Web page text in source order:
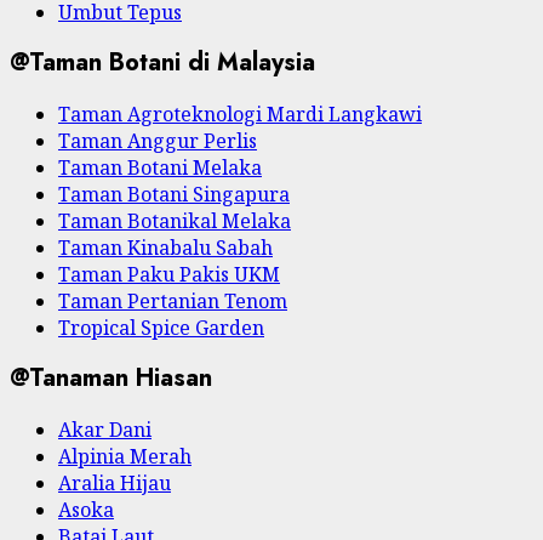
Umbut Tepus
@Taman Botani di Malaysia
Taman Agroteknologi Mardi Langkawi
Taman Anggur Perlis
Taman Botani Melaka
Taman Botani Singapura
Taman Botanikal Melaka
Taman Kinabalu Sabah
Taman Paku Pakis UKM
Taman Pertanian Tenom
Tropical Spice Garden
@Tanaman Hiasan
Akar Dani
Alpinia Merah
Aralia Hijau
Asoka